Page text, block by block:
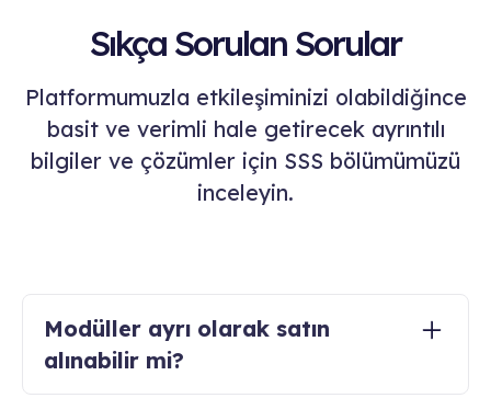
Sıkça Sorulan Sorular
Platformumuzla etkileşiminizi olabildiğince
basit ve verimli hale getirecek ayrıntılı
bilgiler ve çözümler için SSS bölümümüzü
inceleyin.
Modüller ayrı olarak satın
alınabilir mi?